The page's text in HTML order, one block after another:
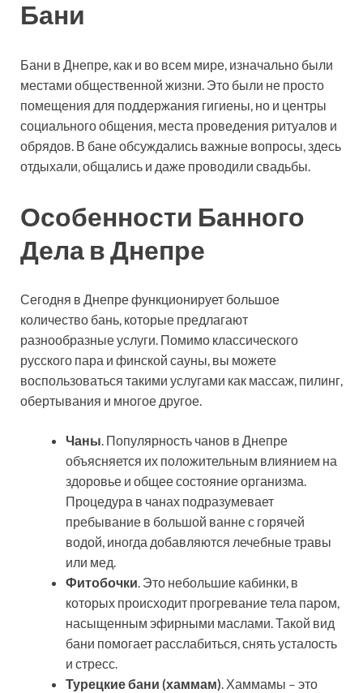
Бани
Бани в Днепре, как и во всем мире, изначально были
местами общественной жизни. Это были не просто
помещения для поддержания гигиены, но и центры
социального общения, места проведения ритуалов и
обрядов. В бане обсуждались важные вопросы, здесь
отдыхали, общались и даже проводили свадьбы.
Особенности Банного
Дела в Днепре
Сегодня в Днепре функционирует большое
количество бань, которые предлагают
разнообразные услуги. Помимо классического
русского пара и финской сауны, вы можете
воспользоваться такими услугами как массаж, пилинг,
обертывания и многое другое.
Чаны. Популярность чанов в Днепре
объясняется их положительным влиянием на
здоровье и общее состояние организма.
Процедура в чанах подразумевает
пребывание в большой ванне с горячей
водой, иногда добавляются лечебные травы
или мед.
Фитобочки. Это небольшие кабинки, в
которых происходит прогревание тела паром,
насыщенным эфирными маслами. Такой вид
бани помогает расслабиться, снять усталость
и стресс.
Турецкие бани (хаммам). Хаммамы – это